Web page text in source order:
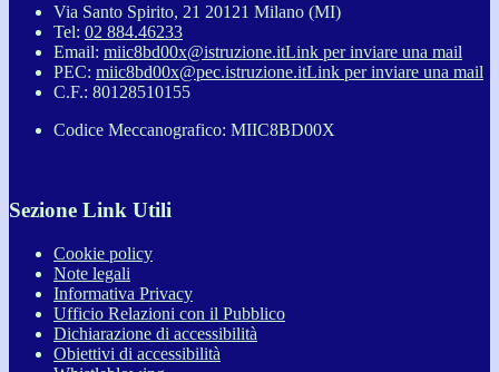
Via Santo Spirito, 21 20121 Milano (MI)
Tel: 02 884.46233
Email: miic8bd00x@istruzione.itLink per inviare una mail
PEC: miic8bd00x@pec.istruzione.itLink per inviare una mail
C.F.: 80128510155
Codice Meccanografico: MIIC8BD00X
Sezione Link Utili
Cookie policy
Note legali
Informativa Privacy
Ufficio Relazioni con il Pubblico
Dichiarazione di accessibilità
Obiettivi di accessibilità